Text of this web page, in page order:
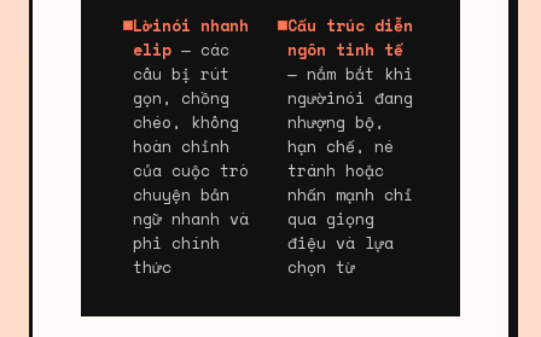
Lờinói nhanh
elip — các
câu bị rút
gọn, chồng
chéo, không
hoàn chỉnh
của cuộc trò
chuyện bản
ngữ nhanh và
phi chính
thức
Cấu trúc diễn
ngôn tinh tế
— nắm bắt khi
ngườinói đang
nhượng bộ,
hạn chế, né
tránh hoặc
nhấn mạnh chỉ
qua giọng
điệu và lựa
chọn từ